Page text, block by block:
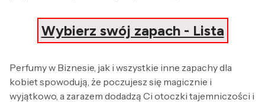
Wybierz swój zapach - Lista
Perfumy w Biznesie, jak i wszystkie inne zapachy dla
kobiet spowodują, że poczujesz się magicznie i
wyjątkowo, a zarazem dodadzą Ci otoczki tajemniczości i